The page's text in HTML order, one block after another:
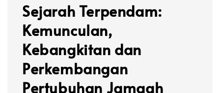
Sejarah Terpendam:
Kemunculan,
Kebangkitan dan
Perkembangan
Pertubuhan Jamaah